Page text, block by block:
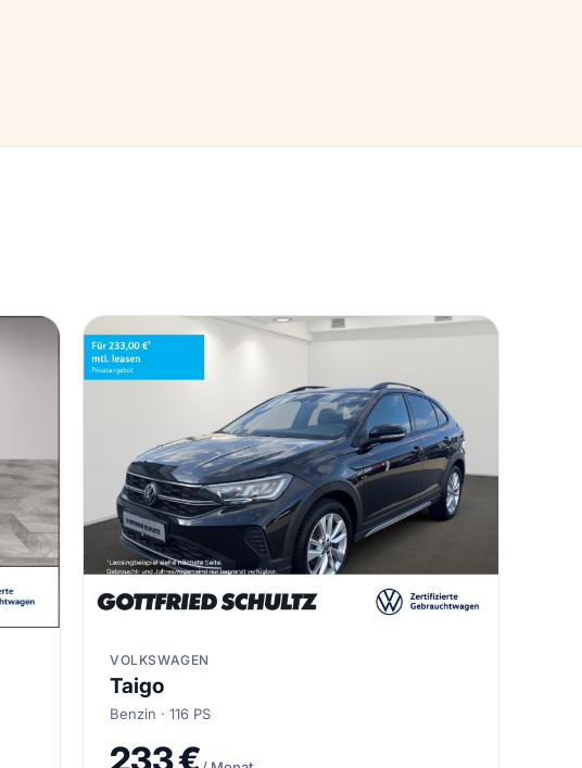
VOLKSWAGEN
Taigo
Benzin · 116 PS
233 €